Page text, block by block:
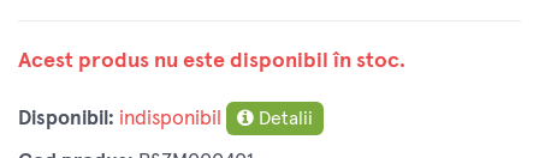
Acest produs nu este disponibil în stoc.
Disponibil: indisponibil Detalii